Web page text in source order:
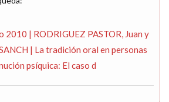
2010 | RODRIGUEZ PASTOR, Juan y
| La tradición oral en personas
psíquica: El caso d